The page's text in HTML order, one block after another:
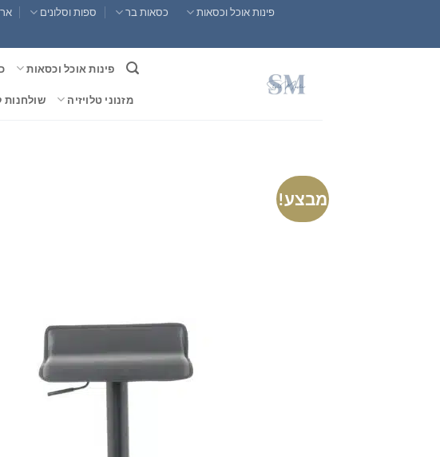
content
פינות אוכל וכסאות כסאות בר ספות וסלונים
פינות אוכל וכסאות
מזנוני טלויזיה שולחנות
מבצע!